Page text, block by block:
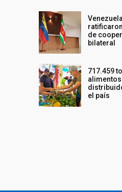
de
bilateral
717.459
alimentos
el país